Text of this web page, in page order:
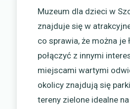
Muzeum dla dzieci w
znajduje się w
co sprawia, że można je
połączyć z innymi
miejscami wartymi
okolicy znajdują się
tereny zielone idealne